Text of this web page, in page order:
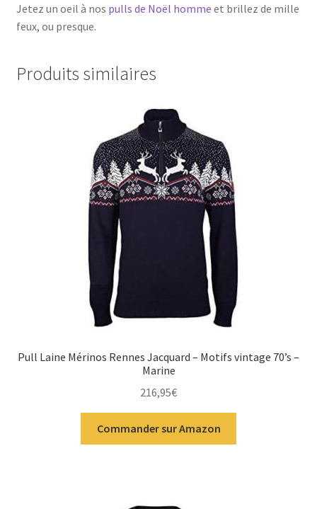
Jetez un oeil à nos pulls de Noël homme et brillez de mille
feux, ou presque.
Produits similaires
Pull Laine Mérinos Rennes Jacquard – Motifs vintage 70’s –
Marine
216,95€
Commander sur Amazon